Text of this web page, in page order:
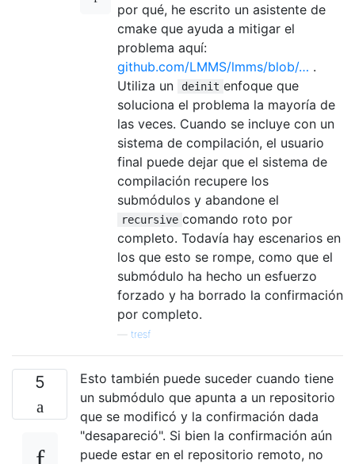
por qué, he escrito un asistente de
cmake que ayuda a mitigar el
problema aquí:
github.com/LMMS/lmms/blob/… .
Utiliza un
deinit enfoque que
soluciona el problema la mayoría de
las veces. Cuando se incluye con un
sistema de compilación, el usuario
final puede dejar que el sistema de
compilación recupere los
submódulos y abandone el
recursive comando roto por
completo. Todavía hay escenarios en
los que esto se rompe, como que el
submódulo ha hecho un esfuerzo
forzado y ha borrado la confirmación
por completo.
tresf
5
Esto también puede suceder cuando tiene
un submódulo que apunta a un repositorio
que se modificó y la confirmación dada
"desapareció". Si bien la confirmación aún
puede estar en el repositorio remoto, no